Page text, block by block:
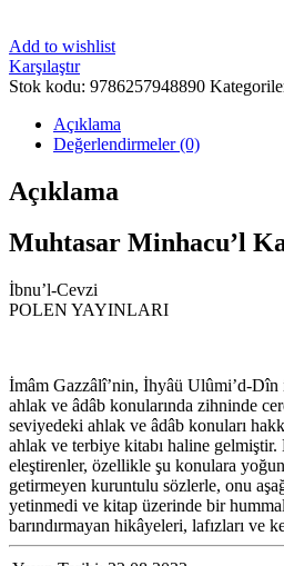
Add to wishlist
Karşılaştır
Stok kodu: 9786257948890
Açıklama
Değerlendirmeler (0)
Açıklama
Muhtasar Minhacu’l
İbnu’l-Cevzi
POLEN YAYINLARI
İmâm Gazzâlî’nin, İhyâü Ulûmi’d-
ahlak ve âdâb konularında zihninde
seviyedeki ahlak ve âdâb konuları
ahlak ve terbiye kitabı haline gelmiştir.
eleştirenler, özellikle şu konulara
getirmeyen kuruntulu sözlerle, onu
yetinmedi ve kitap üzerinde bir
barındırmayan hikâyeleri, lafızları ve